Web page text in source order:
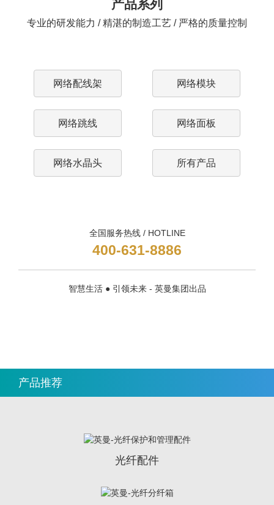
产品系列
专业的研发能力 / 精湛的制造工艺 / 严格的质量控制
网络配线架 网络模块
网络跳线 网络面板
网络水晶头 所有产品
全国服务热线 / HOTLINE
400-631-8886
智慧生活 ● 引领未来 - 英曼集团出品
产品推荐
光纤配件